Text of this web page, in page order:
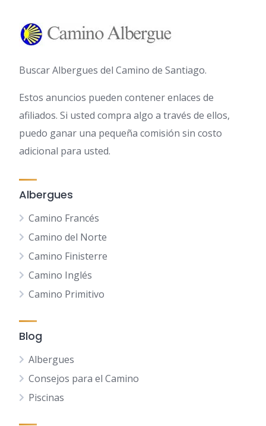
Buscar Albergues del Camino de Santiago.
Estos anuncios pueden contener enlaces de
afiliados. Si usted compra algo a través de ellos,
puedo ganar una pequeña comisión sin costo
adicional para usted.
Albergues
Camino Francés
Camino del Norte
Camino Finisterre
Camino Inglés
Camino Primitivo
Blog
Albergues
Consejos para el Camino
Piscinas